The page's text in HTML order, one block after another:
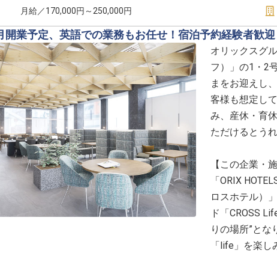
月給／170,000円～250,000円
開業予定、英語での業務もお任せ！宿泊予約経験者歓迎
オリックスグ
フ）」の1・2
まをお迎えし
客様も想定し
み、産休・育
ただけるとう
【この企業・
「ORIX
ロスホテル）
ド「CROSS
りの場所”と
「life」を楽